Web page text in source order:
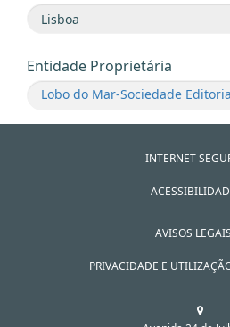
Entidade Proprietária
Lobo do Mar-Sociedade
INTERNET
AVISOS LEGAIS
PRIVACIDADE E